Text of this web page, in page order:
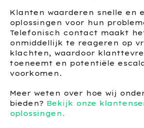
Klanten waarderen snelle en
oplossingen voor hun
Telefonisch contact maakt
onmiddellijk te reageren op
klachten, waardoor
toeneemt en potentiële
voorkomen.
Meer weten over hoe wij
bieden? Bekijk onze
oplossingen.